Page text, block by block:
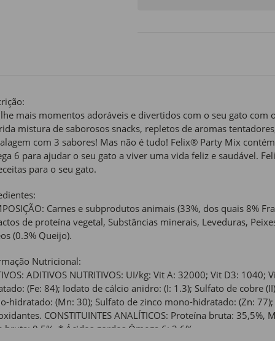
mais momentos adoráveis e divertidos com o seu gato
mistura de saborosos snacks, repletos de aromas
com 3 sabores! Mas não é tudo! Felix® Party Mix
6 para ajudar o seu gato a viver uma vida feliz e saudável.
para o seu gato.
Carnes e subprodutos animais (33%, dos quais 8%
de proteína vegetal, Substâncias minerais, Leveduras,
(0.3% Queijo).
Nutricional:
ADITIVOS NUTRITIVOS: UI/kg: Vit A: 32000; Vit D3:
(Fe: 84); Iodato de cálcio anidro: (I: 1.3); Sulfato de cobre
hidratado: (Mn: 30); Sulfato de zinco mono-hidratado: (Zn:
CONSTITUINTES ANALÍTICOS: Proteína bruta:
bruta: 0,5%, * Ácidos gordos Ómega 6: 2,6%.